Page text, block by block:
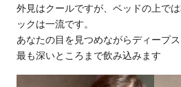
ス
テ
・
本
日
出
勤・
新
外見はクールですが、ベッドの上で
ックは一流です。
あなたの目を見つめながらディープス
最も深いところまで飲み込みます